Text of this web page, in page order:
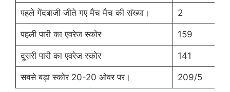
पहले गेंदबाजी जीते गए मैच मैच की संख्या। 2
पहली पारी का एवरेज स्कोर 159
दूसरी पारी का एवरेज स्कोर 141
सबसे बड़ा स्कोर 20-20 ओवर पर। 209/5